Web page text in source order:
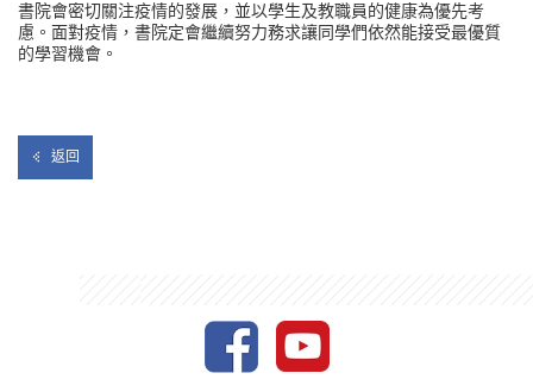
書院會密切關注疫情的發展，並以學生及教職員的健康為優先考
慮。面對疫情，書院定會繼續努力務求讓同學們依然能接受最優質
的學習機會。
返回